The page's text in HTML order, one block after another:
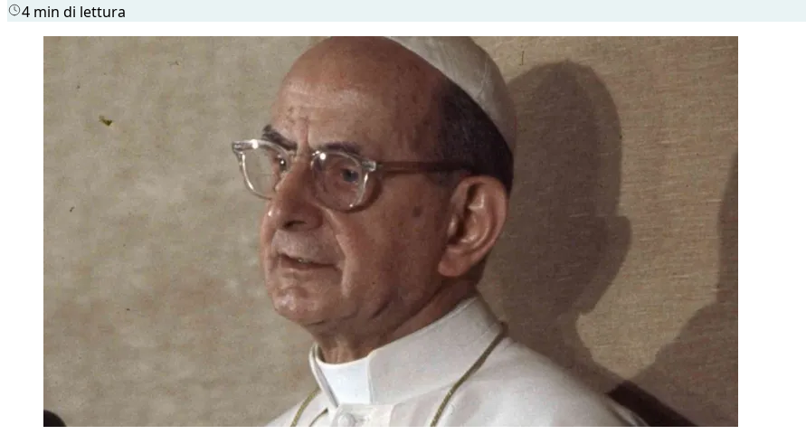
4 min di lettura